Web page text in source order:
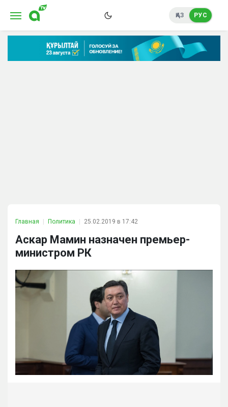
ҚАЗ РУС
Главная Политика 25.02.2019 в 17:42
Аскар Мамин назначен премьер-
министром РК